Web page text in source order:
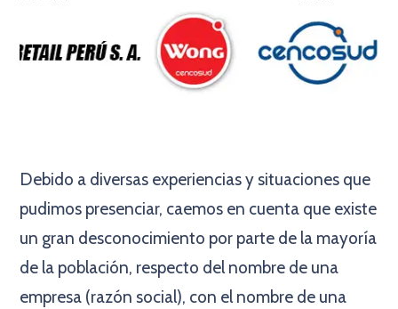
Debido a diversas experiencias y situaciones que
pudimos presenciar, caemos en cuenta que existe
un gran desconocimiento por parte de la mayoría
de la población, respecto del nombre de una
empresa (razón social), con el nombre de una